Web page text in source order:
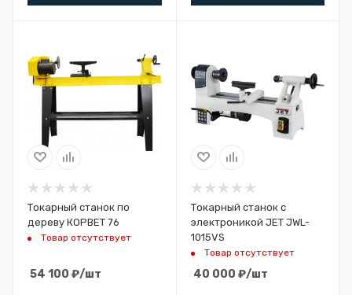
Токарный станок по
дереву КОРВЕТ 76
Товар отсутствует
54 100 ₽/шт
Токарный станок с
электроникой JET JWL-
1015VS
Товар отсутствует
40 000 ₽/шт